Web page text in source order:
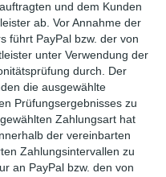
und dem Kunden
ab. Vor Annahme der
führt PayPal bzw. der von
unter Verwendung der
durch. Der
die ausgewählte
Prüfungsergebnisses zu
Zahlungsart hat
der vereinbarten
Zahlungsintervallen zu
an PayPal bzw. den von